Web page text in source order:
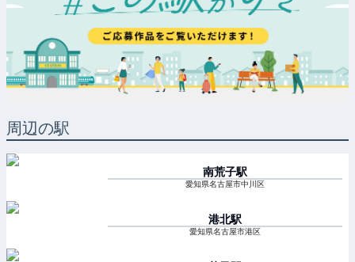
周辺の駅
南荒子駅
愛知県名古屋市中川区
港北駅
愛知県名古屋市港区